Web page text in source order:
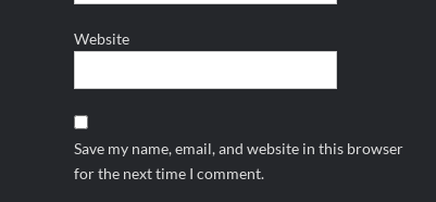
Website
Save my name, email, and website in this browser
for the next time I comment.